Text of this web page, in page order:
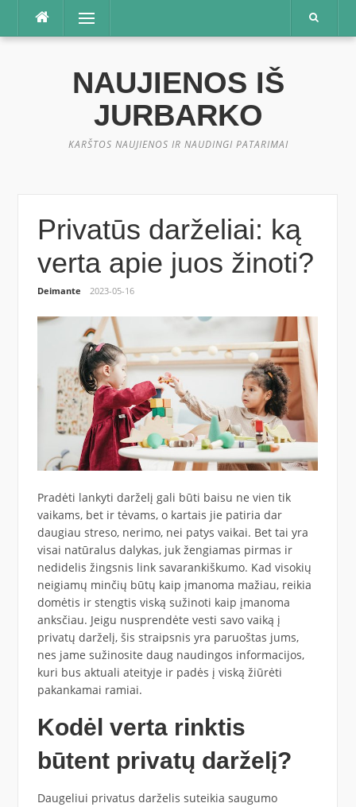
Praleisti
Meniu
NAUJIENOS IŠ
JURBARKO
KARŠTOS NAUJIENOS IR NAUDINGI PATARIMAI
Privatūs darželiai: ką
verta apie juos žinoti?
Deimante 2023-05-16
Pradėti lankyti darželį gali būti baisu ne vien tik
vaikams, bet ir tėvams, o kartais jie patiria dar
daugiau streso, nerimo, nei patys vaikai. Bet tai yra
visai natūralus dalykas, juk žengiamas pirmas ir
nedidelis žingsnis link savarankiškumo. Kad visokių
neigiamų minčių būtų kaip įmanoma mažiau, reikia
domėtis ir stengtis viską sužinoti kaip įmanoma
anksčiau. Jeigu nusprendėte vesti savo vaiką į
privatų darželį, šis straipsnis yra paruoštas jums,
nes jame sužinosite daug naudingos informacijos,
kuri bus aktuali ateityje ir padės į viską žiūrėti
pakankamai ramiai.
Kodėl verta rinktis
būtent privatų darželį?
Daugeliui privatus darželis suteikia saugumo